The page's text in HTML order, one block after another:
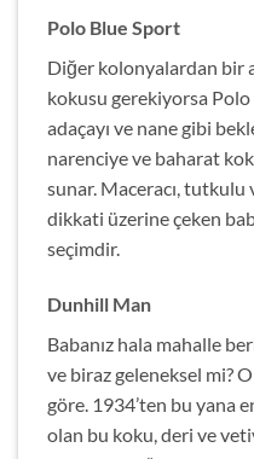
Polo Blue Sport
Diğer kolonyalardan bir
kokusu gerekiyorsa
adaçayı ve nane gibi
narenciye ve baharat
sunar. Maceracı,
dikkati üzerine çeken
seçimdir.
Dunhill Man
Babanız hala mahalle
ve biraz geleneksel mi?
göre. 1934’ten bu yana
olan bu koku, deri ve